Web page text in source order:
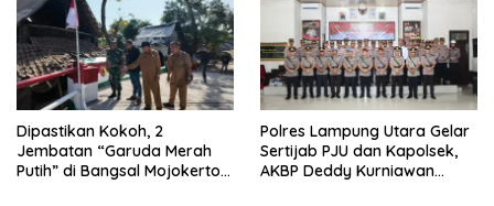
Dipastikan Kokoh, 2
Jembatan “Garuda Merah
Putih” di Bangsal Mojokerto
Polres Lampung Utara Gelar
Sertijab PJU dan Kapolsek,
AKBP Deddy Kurniawan